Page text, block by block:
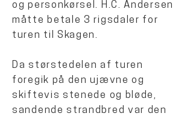
og personkørsel. H.C. Andersen
måtte betale 3 rigsdaler for
turen til Skagen.
Da størstedelen af turen
foregik på den ujævne og
skiftevis stenede og bløde,
sandende strandbred var den